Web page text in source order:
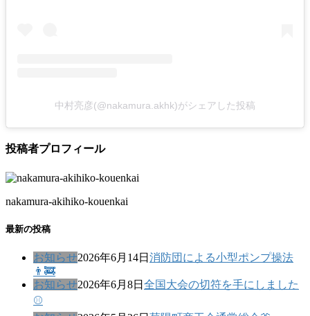
中村亮彦(@nakamura.akhk)がシェアした投稿
投稿者プロフィール
nakamura-akihiko-kouenkai
最新の投稿
お知らせ2026年6月14日 消防団による小型ポンプ操法
👨‍🚒
お知らせ2026年6月8日 全国大会の切符を手にしました
⚾